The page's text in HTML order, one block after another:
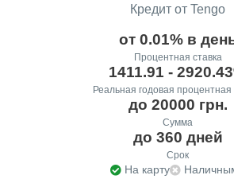
Кредит от Tengo
от 0.01% в
Процентная ставка
1411.91 -
Реальная годовая процентная
до 20000 грн.
Сумма
до 360 дней
Срок
На карту